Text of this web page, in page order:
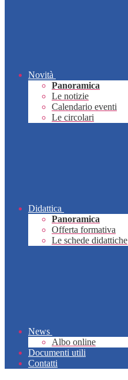
Novità
Panoramica
Le notizie
Calendario eventi
Le circolari
Didattica
Panoramica
Offerta formativa
Le schede didattiche
News
Albo online
Documenti utili
Contatti